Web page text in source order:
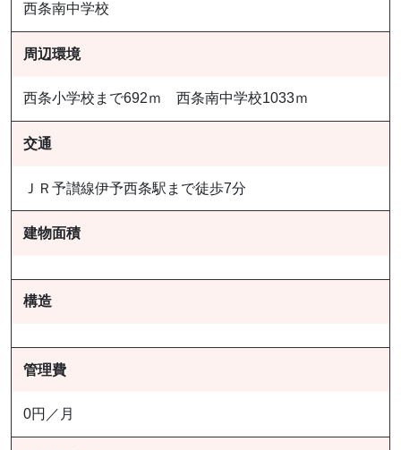
西条南中学校
周辺環境
西条小学校まで692ｍ 西条南中学校1033ｍ
交通
ＪＲ予讃線伊予西条駅まで徒歩7分
建物面積
構造
管理費
0円／月